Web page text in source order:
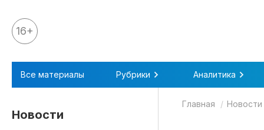
Все материалы
Аналитика
Аналитика
16+
Все материалы Рубрики Аналитика
Новости
Главная Новости